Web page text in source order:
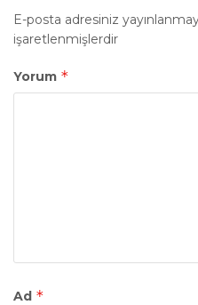
E-posta adresiniz
işaretlenmişlerdir
Yorum *
Ad *